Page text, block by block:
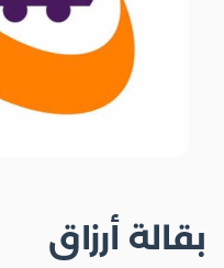
بقالة أرزاق